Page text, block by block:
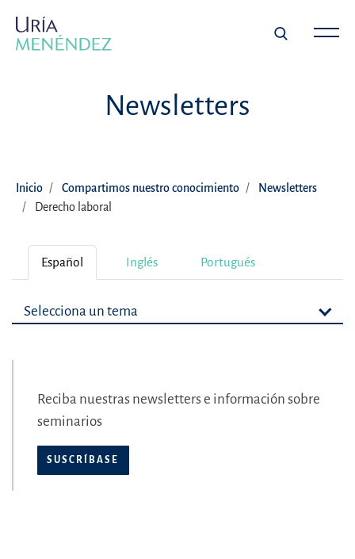
Newsletters
Inicio Compartimos nuestro conocimiento
Newsletters
Derecho laboral
Español Inglés Portugués
Selecciona un tema
Reciba nuestras newsletters e información sobre
seminarios
SUSCRÍBASE